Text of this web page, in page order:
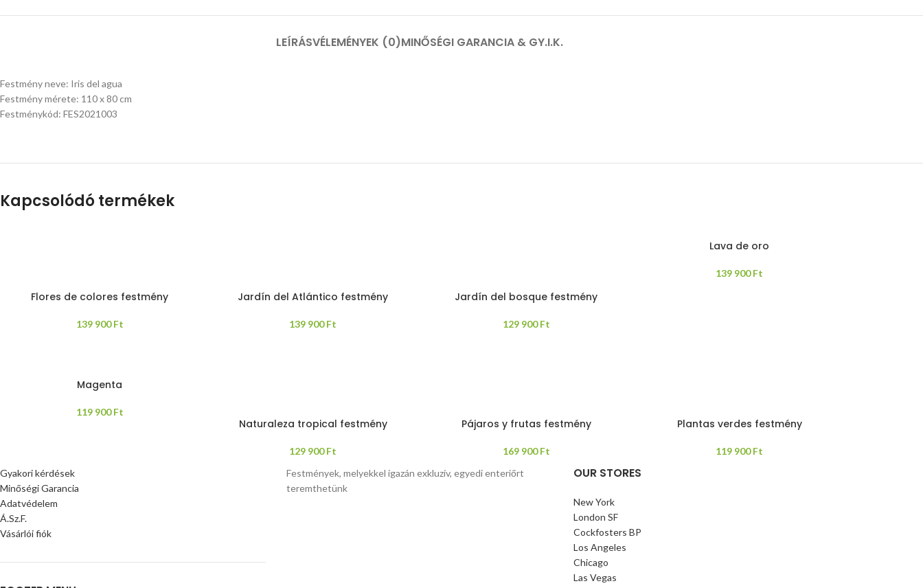
LEÍRÁSVÉLEMÉNYEK (0)MINŐSÉGI GARANCIA & GY.I.K.
Festmény neve: Iris del agua
Festmény mérete: 110 x 80 cm
Festménykód: FES2021003
Kapcsolódó termékek
Flores de colores festmény
139 900Ft
Jardín del Atlántico festmény
139 900Ft
Jardín del bosque festmény
129 900Ft
Lava de oro
139 900Ft
Magenta
119 900Ft
Naturaleza tropical festmény
129 900Ft
Pájaros y frutas festmény
169 900Ft
Plantas verdes festmény
119 900Ft
Gyakori kérdések
Minőségi Garancia
Adatvédelem
Á.Sz.F.
Vásárlói fiók
Festmények, melyekkel igazán exkluzív, egyedi enteriőrt
teremthetünk
OUR STORES
New York
London SF
Cockfosters BP
Los Angeles
Chicago
Las Vegas